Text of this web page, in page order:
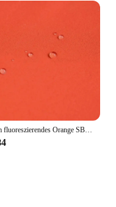
2 mm fluoreszierendes Orange SBR-Neopren-Nähstoff, Reisetasche, Computertasche, Tassenabdeckung, Tauchausrüstung, wasserdicht, winddicht, stoßfest